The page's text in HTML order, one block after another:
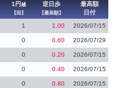
1円 越
【回】
逆日歩
【最高額】
最高額
日付
1 1.00 2026/07/15
0 0.60 2026/07/29
0 0.20 2026/07/15
0 0.40 2026/07/15
0 0.80 2026/07/15